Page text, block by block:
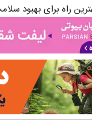
راه برای بهبود